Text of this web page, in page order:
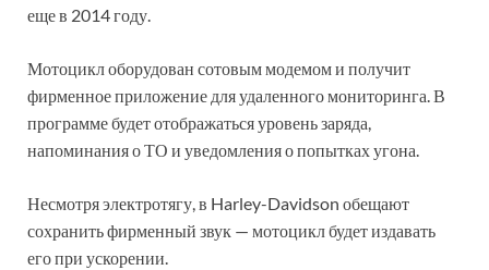
еще в 2014 году.
Мотоцикл оборудован сотовым модемом и получит
фирменное приложение для удаленного мониторинга. В
программе будет отображаться уровень заряда,
напоминания о ТО и уведомления о попытках угона.
Несмотря электротягу, в Harley-Davidson обещают
сохранить фирменный звук — мотоцикл будет издавать
его при ускорении.